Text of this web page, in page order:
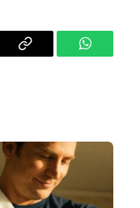
Copy
WhatsApp